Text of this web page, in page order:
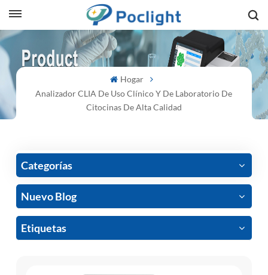
Hogar
Analizador CLIA De Uso Clínico Y De Laboratorio De
Citocinas De Alta Calidad
Categorías
Nuevo Blog
Etiquetas